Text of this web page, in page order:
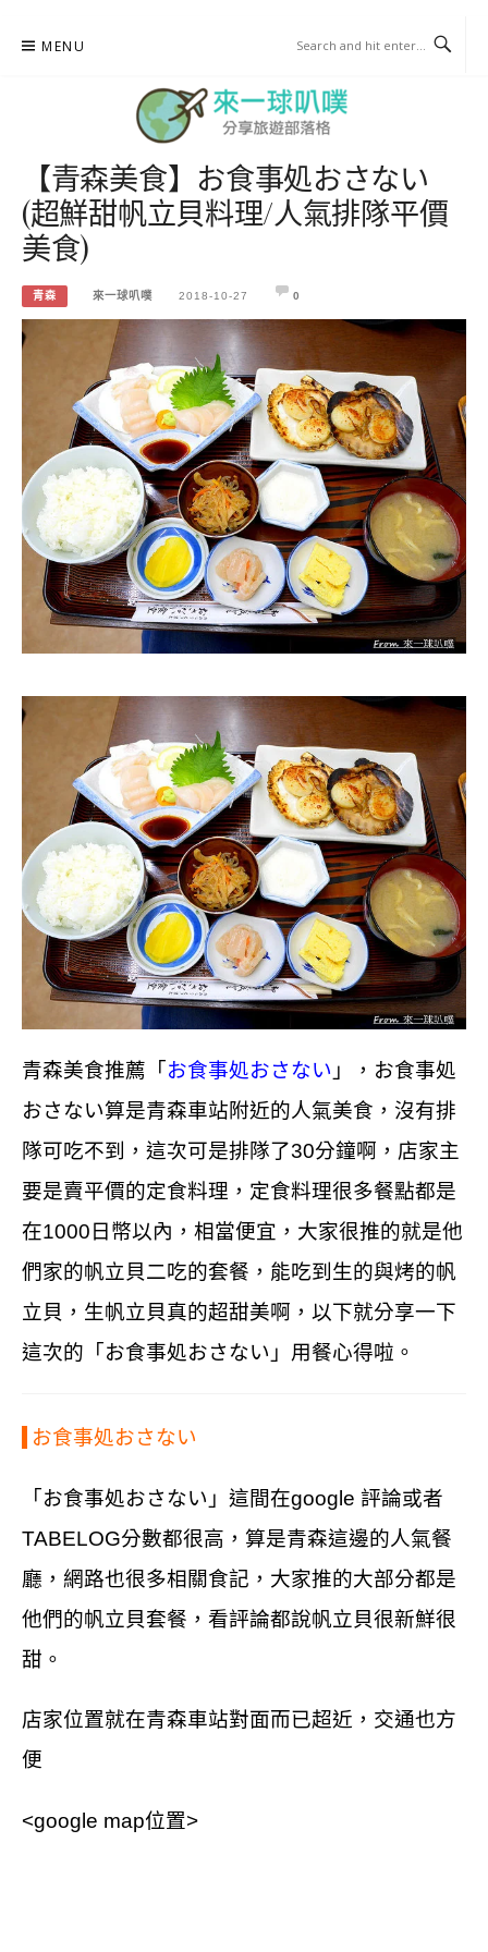
MENU
來一球叭噗
分享日本自助部落格
【青森美食】お食事処おさない
(超鮮甜帆立貝料理/人氣排隊平價
美食)
青森 來一球叭噗 2018-10-27 0
青森美食推薦 「 お食事処おさない 」
，お食事処
おさない算是青森車站附近的人氣美食，沒有排
隊可吃不到，這次可是排隊了30分鐘啊，店家主
要是賣平價的定食料理，定食料理很多餐點都是
在1000 日幣以內，相當便宜，大家很推的就是他
們家的帆立貝二吃的套餐，能吃到生的與烤的帆
立貝，生帆立貝真的超甜美啊，以下就分享一下
這次的 「 お食事処おさない 」用餐心得啦。
お食事処おさない
「お食事処おさない 」這間在google 評論或者
TABELOG分數都很高，算是青森這邊的人氣餐
廳，網路也很多相關食記，大家推的大部分都是
他們的帆立貝套餐，看評論都說帆立貝很新鮮很
甜。
店家位置就在青森車站對面而已超近，交通也方
便
<google map位置>